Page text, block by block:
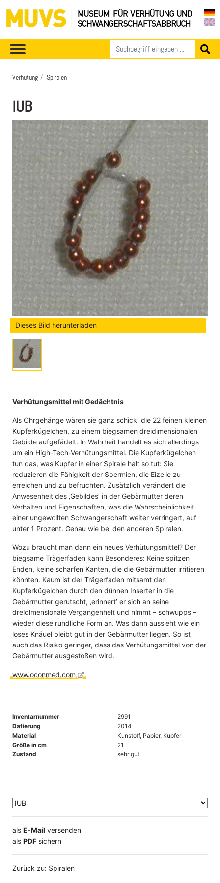
Verhütung Spiralen
IUB
Dieses Bild herunterladen
Verhütungsmittel mit Gedächtnis
Als Ohrgehänge wären sie ganz schick, die 22 feinen kleinen
Kupferkügelchen, zu einem biegsamen dreidimensionalen
Gebilde aufgefädelt. In Wahrheit handelt es sich allerdings
um ein High-Tech-Verhütungsmittel. Die Kupferkügelchen
tun das, was Kupfer in einer Spirale halt so tut: Sie
reduzieren die Fähigkeit der Spermien, die Eizelle zu
erreichen und zu befruchten. Zusätzlich verändert die
Anwesenheit des ‚Gebildes’ in der Gebärmutter deren
Verhalten und Eigenschaften, was die Wahrscheinlichkeit
einer ungewollten Schwangerschaft weiter verringert, auf
unter 1 Prozent. Genau wie bei den anderen Spiralen.
Wozu braucht man dann ein neues Verhütungsmittel? Der
biegsame Trägerfaden kann Besonderes: Keine spitzen
Enden, keine scharfen Kanten, die die Gebärmutter irritieren
könnten. Kaum ist der Trägerfaden mitsamt den
Kupferkügelchen durch den dünnen Inserter in die
Gebärmutter gerutscht, ‚erinnert’ er sich an seine
dreidimensionale Vergangenheit und nimmt – schwupps –
wieder diese rundliche Form an. Was dann aussieht wie ein
loses Knäuel bleibt gut in der Gebärmutter liegen. So ist
auch das Risiko geringer, dass das Verhütungsmittel von der
Gebärmutter ausgestoßen wird.
www.oconmed.com
Inventarnummer
2991
Datierung
2014
Material
Kunstoff, Papier, Kupfer
Größe in cm
21
Zustand
sehr gut
als E-Mail versenden
​​​​​​​​​​​​​​​​​als PDF sichern
Zurück zu: Spiralen